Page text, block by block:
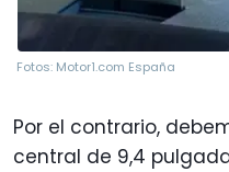
Fotos: Motor1.com España
Por el contrario,
central de 9,4